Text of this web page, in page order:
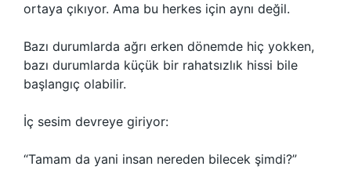
ortaya çıkıyor. Ama bu herkes için aynı değil.
Bazı durumlarda ağrı erken dönemde hiç yokken,
bazı durumlarda küçük bir rahatsızlık hissi bile
başlangıç olabilir.
İç sesim devreye giriyor:
“Tamam da yani insan nereden bilecek şimdi?”